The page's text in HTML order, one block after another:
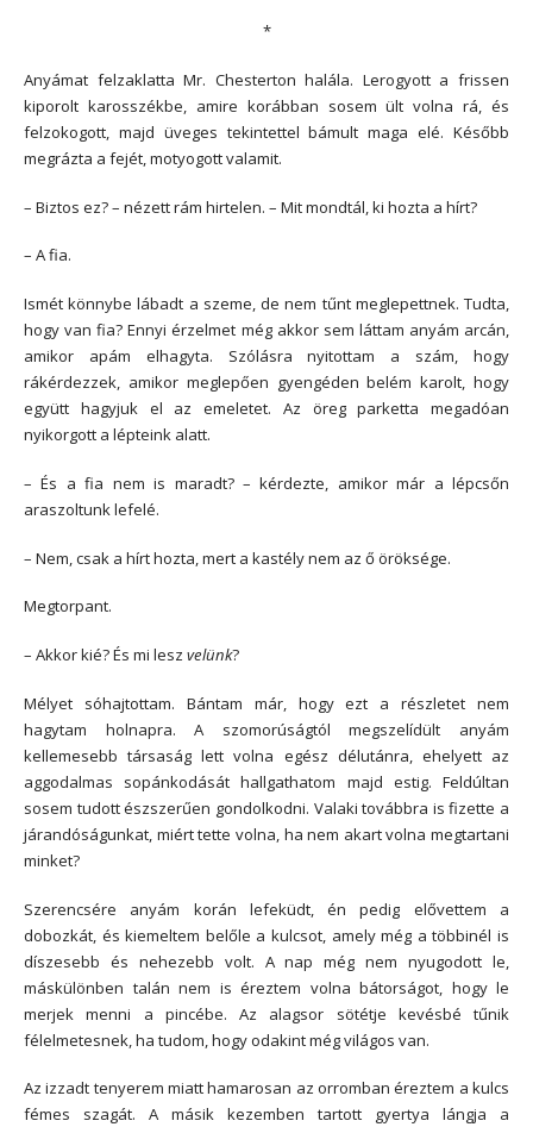
*
Anyámat felzaklatta Mr. Chesterton halála. Lerogyott a frissen
kiporolt karosszékbe, amire korábban sosem ült volna rá, és
felzokogott, majd üveges tekintettel bámult maga elé. Később
megrázta a fejét, motyogott valamit.
– Biztos ez? – nézett rám hirtelen. – Mit mondtál, ki hozta a hírt?
– A fia.
Ismét könnybe lábadt a szeme, de nem tűnt meglepettnek. Tudta,
hogy van fia? Ennyi érzelmet még akkor sem láttam anyám arcán,
amikor apám elhagyta. Szólásra nyitottam a szám, hogy
rákérdezzek, amikor meglepően gyengéden belém karolt, hogy
együtt hagyjuk el az emeletet. Az öreg parketta megadóan
nyikorgott a lépteink alatt.
– És a fia nem is maradt? – kérdezte, amikor már a lépcsőn
araszoltunk lefelé.
– Nem, csak a hírt hozta, mert a kastély nem az ő öröksége.
Megtorpant.
– Akkor kié? És mi lesz velünk?
Mélyet sóhajtottam. Bántam már, hogy ezt a részletet nem
hagytam holnapra. A szomorúságtól megszelídült anyám
kellemesebb társaság lett volna egész délutánra, ehelyett az
aggodalmas sopánkodását hallgathatom majd estig. Feldúltan
sosem tudott észszerűen gondolkodni. Valaki továbbra is fizette a
járandóságunkat, miért tette volna, ha nem akart volna megtartani
minket?
Szerencsére anyám korán lefeküdt, én pedig elővettem a
dobozkát, és kiemeltem belőle a kulcsot, amely még a többinél is
díszesebb és nehezebb volt. A nap még nem nyugodott le,
máskülönben talán nem is éreztem volna bátorságot, hogy le
merjek menni a pincébe. Az alagsor sötétje kevésbé tűnik
félelmetesnek, ha tudom, hogy odakint még világos van.
Az izzadt tenyerem miatt hamarosan az orromban éreztem a kulcs
fémes szagát. A másik kezemben tartott gyertya lángja a